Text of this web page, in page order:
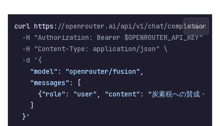
curl https: //openrouter.ai/api/v1/chat/completions \
  -H "Authorization: Bearer $OPENROUTER_API_KEY" \
  -H "Content-Type: application/json" \
  -d '{
"model" : "openrouter/fusion" ,
"messages" : [
      {
"role" : "user" , "content" :
"炭素税への賛成・反
    ]
Copy